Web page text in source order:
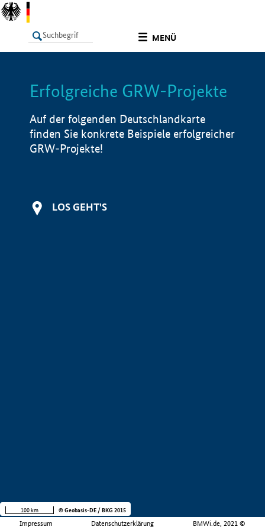
MENÜ
LISTE Info
Erfolgreiche GRW-Projekte
Auf der folgenden Deutschlandkarte
finden Sie konkrete Beispiele erfolgreicher
GRW-Projekte!
LOS GEHT'S
Impressum Datenschutzerklärung BMWi.de, 2021 ©
100 km © Geobasis-DE / BKG 2015